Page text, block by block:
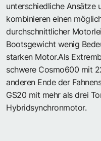
unterschiedliche Ansätze
kombinieren einen
durchschnittlicher
Bootsgewicht wenig
starken Motor.Als
schwere Cosmo600 mit
anderen Ende der
GS20 mit mehr als drei
Hybridsynchronmotor.